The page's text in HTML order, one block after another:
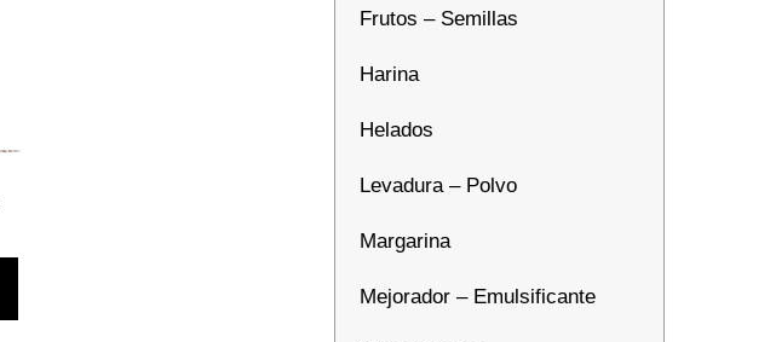
Frutos – Semillas
Harina
Helados
Levadura – Polvo
Margarina
Mejorador – Emulsificante